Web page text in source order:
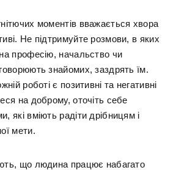
моментів вважається хвора
Не підтримуйте розмови, в яких
професію, начальство чи
знайомих, заздрять їм.
роботі є позитивні та негативні
на доброму, оточіть себе
які вміють радіти дрібницям і
мети.
що людина працює набагато